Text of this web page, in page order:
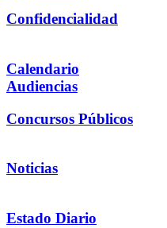
Confidencialidad
Calendario
Audiencias
Concursos Públicos
Noticias
Estado Diario